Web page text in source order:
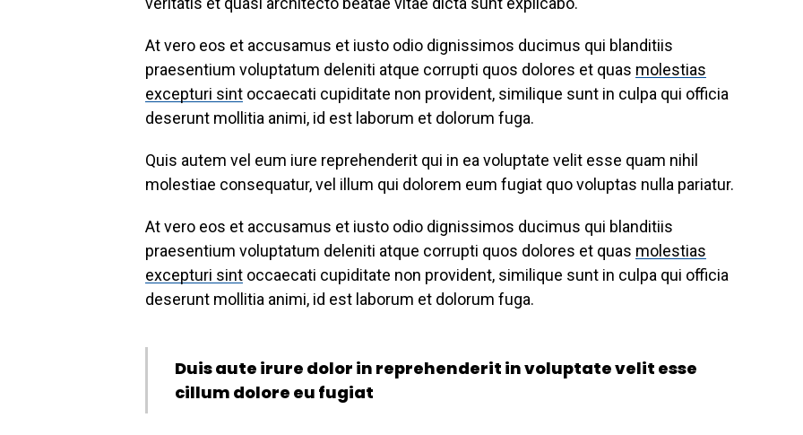
At vero eos et accusamus et iusto odio dignissimos ducimus qui blanditiis
praesentium voluptatum deleniti atque corrupti quos dolores et quas molestias
excepturi sint occaecati cupiditate non provident, similique sunt in culpa qui officia
deserunt mollitia animi, id est laborum et dolorum fuga.
Quis autem vel eum iure reprehenderit qui in ea voluptate velit esse quam nihil
molestiae consequatur, vel illum qui dolorem eum fugiat quo voluptas nulla pariatur.
At vero eos et accusamus et iusto odio dignissimos ducimus qui blanditiis
praesentium voluptatum deleniti atque corrupti quos dolores et quas molestias
excepturi sint occaecati cupiditate non provident, similique sunt in culpa qui officia
deserunt mollitia animi, id est laborum et dolorum fuga.
Duis aute irure dolor in reprehenderit in voluptate velit esse
cillum dolore eu fugiat